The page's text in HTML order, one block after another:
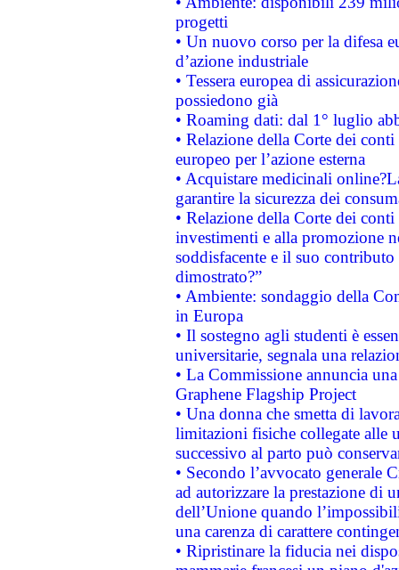
progetti
• Un nuovo corso per la difesa
d’azione industriale
• Tessera europea di
possiedono già
• Roaming dati: dal 1° luglio
• Relazione della Corte dei
europeo per l’azione esterna
• Acquistare medicinali
garantire la sicurezza dei
• Relazione della Corte dei
investimenti e alla promozione
soddisfacente e il suo
dimostrato?”
• Ambiente: sondaggio della
in Europa
• Il sostegno agli studenti è
universitarie, segnala una
• La Commissione annuncia
Graphene Flagship Project
• Una donna che smetta di
limitazioni fisiche collegate alle
successivo al parto può
• Secondo l’avvocato
ad autorizzare la prestazione di
dell’Unione quando
una carenza di carattere
• Ripristinare la fiducia nei